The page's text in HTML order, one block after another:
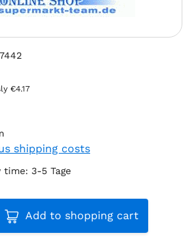
€4.17
shipping costs
time: 3-5 Tage
Quantity: Enter
Add to shopping cart